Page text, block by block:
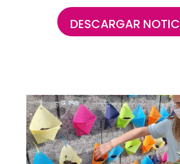
DESCARGAR